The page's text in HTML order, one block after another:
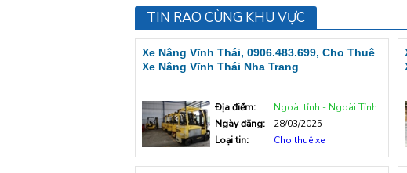
TIN RAO CÙNG KHU VỰC
Xe Nâng Vĩnh Thái, 0906.483.699, Cho Thuê
Xe Nâng Vĩnh Thái Nha Trang
Địa điểm:
Ngoài tỉnh - Ngoài Tỉnh
Ngày đăng:
28/03/2025
Loại tin:
Cho thuê xe